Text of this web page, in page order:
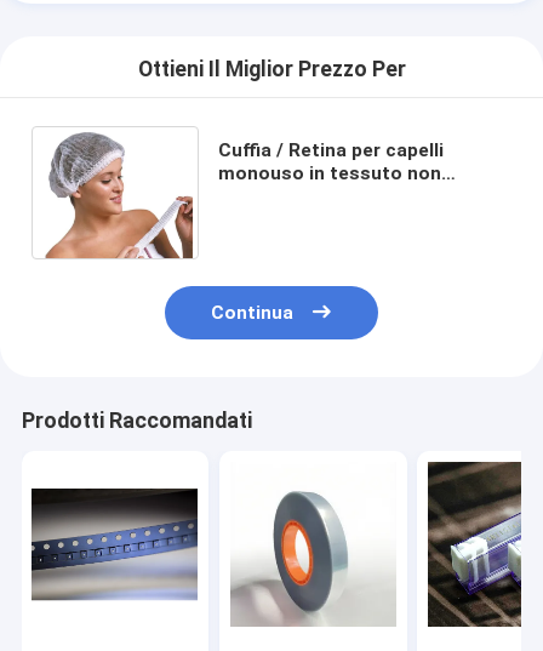
Ottieni Il Miglior Prezzo Per
Cuffia / Retina per capelli
monouso in tessuto non
Continua
Prodotti Raccomandati